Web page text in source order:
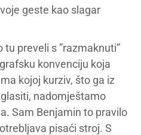
geste kao slagar
preveli s ”razmaknuti”
konvenciju koja
kojoj kurziv, što ga iz
nadomještamo
Sam Benjamin to pravilo
pisaći stroj. S